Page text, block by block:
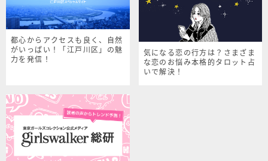
都心からアクセスも良く、自然
がいっぱい！「江戸川区」の魅
力を発信！
気になる恋の行方は？さまざま
な恋のお悩み本格的タロット占
いで解決！